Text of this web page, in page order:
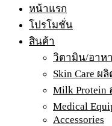
หน้าแรก
โปรโมชั่น
สินค้า
วิตามิน/อาห
Skin Care
Milk Protein
Medical
Accessories